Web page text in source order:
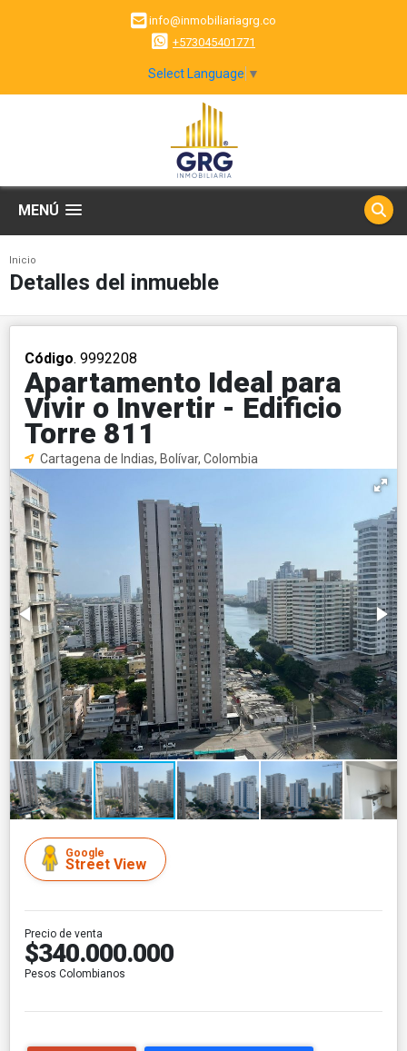
info@inmobiliariagrg.co
+573045401771
Select Language ▼
MENÚ
Inicio
Detalles del inmueble
Código. 9992208
Apartamento Ideal para
Vivir o Invertir - Edificio
Torre 811
Cartagena de Indias, Bolívar, Colombia
Google
Street View
Precio de venta
$340.000.000
Pesos Colombianos